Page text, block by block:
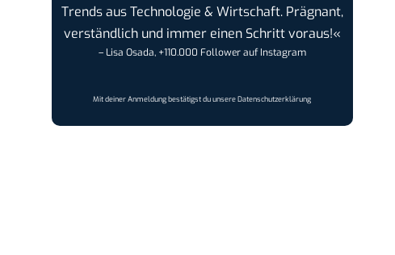
Trends aus Technologie & Wirtschaft. Prägnant,
verständlich und immer einen Schritt voraus!«
– Lisa Osada, +110.000 Follower auf Instagram
Mit deiner Anmeldung bestätigst du unsereDatenschutzerklärung